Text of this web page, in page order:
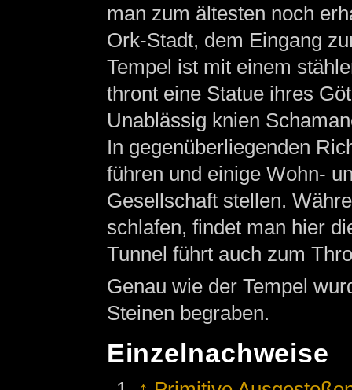
man zum ältesten noch
Ork-Stadt, dem Eingang
Tempel ist mit einem
thront eine Statue ihres
Unablässig knien
In gegenüberliegenden
führen und einige Wohn-
Gesellschaft stellen.
schlafen, findet man hier
Tunnel führt auch zum
Genau wie der Tempel
Steinen begraben.
Einzelnachweise